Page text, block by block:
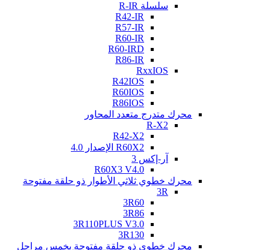
سلسلة R-IR
R42-IR
R57-IR
R60-IR
R60-IRD
R86-IR
RxxIOS
R42IOS
R60IOS
R86IOS
محرك متدرج متعدد المحاور
R-X2
R42-X2
R60X2 الإصدار 4.0
آر-إكس 3
R60X3 V4.0
محرك خطوي ثلاثي الأطوار ذو حلقة مفتوحة
3R
3R60
3R86
3R110PLUS V3.0
3R130
محرك خطوي ذو حلقة مفتوحة بخمس مراحل